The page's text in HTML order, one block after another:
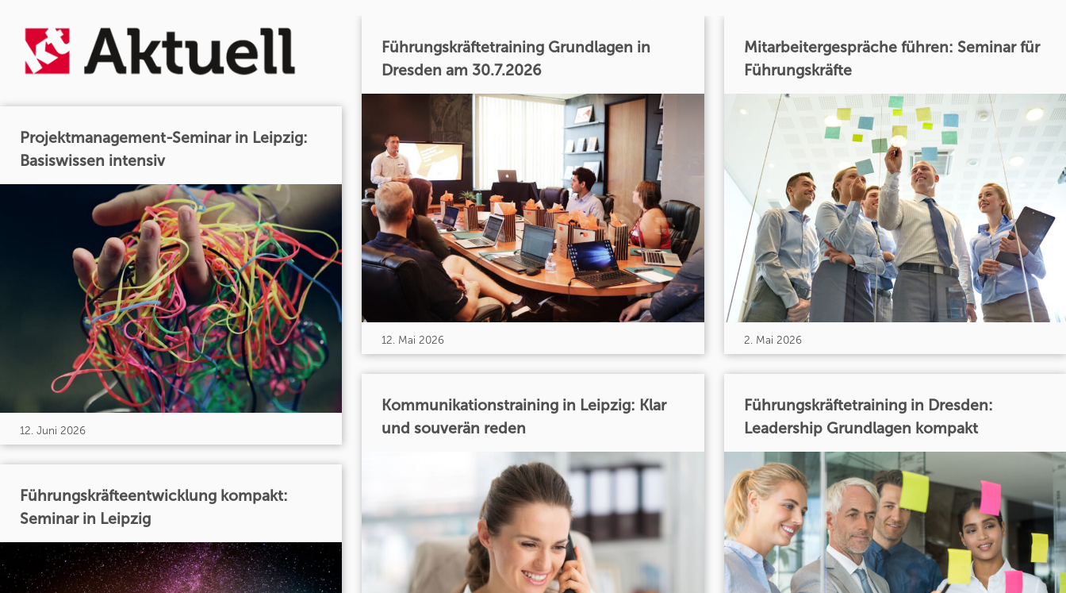
Projektmanagement-Seminar in Leipzig:
Basiswissen intensiv
12. Juni 2026
Führungskräfteentwicklung kompakt:
Seminar in Leipzig
Führungskräftetraining Grundlagen in
Dresden am 30.7.2026
12. Mai 2026
Kommunikationstraining in Leipzig: Klar
und souverän reden
Mitarbeitergespräche führen: Seminar für
Führungskräfte
2. Mai 2026
Führungskräftetraining in Dresden:
Leadership Grundlagen kompakt